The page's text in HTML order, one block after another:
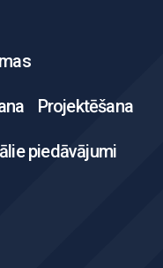
Projektēšana
piedāvājumi